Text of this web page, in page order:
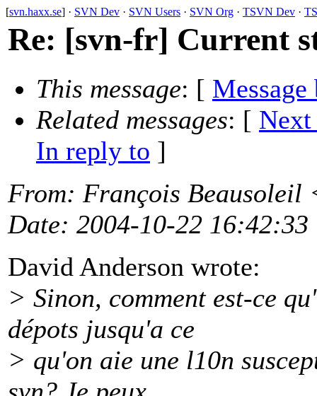
[svn.haxx.se] · SVN Dev · SVN Users · SVN Org · TSVN Dev ·
Re: [svn-fr] Current
This message: [ Message
Related messages: [ Next
In reply to ]
From: François Beausoleil
Date: 2004-10-22 16:42:33
David Anderson wrote:
> Sinon, comment est-ce
dépots jusqu'a ce
> qu'on aie une l10n